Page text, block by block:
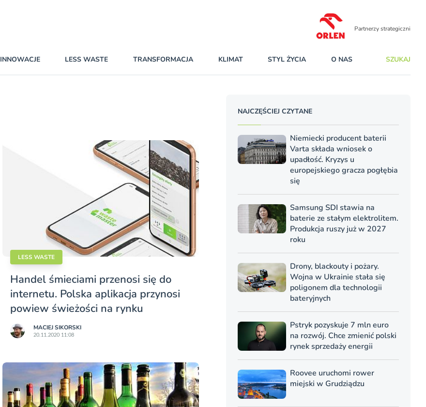
Partnerzy strategiczni
INNOWACJE LESS WASTE TRANSFORMACJA KLIMAT STYL ŻYCIA O NAS SZUKAJ
LESS WASTE
Handel śmieciami przenosi się do
internetu. Polska aplikacja przynosi
powiew świeżości na rynku
MACIEJ SIKORSKI
20.11.2020 11:08
NAJCZĘŚCIEJ CZYTANE
Niemiecki producent baterii
Varta składa wniosek o
upadłość. Kryzys u
europejskiego gracza pogłębia
się
Samsung SDI stawia na
baterie ze stałym elektrolitem.
Produkcja ruszy już w 2027
roku
Drony, blackouty i pożary.
Wojna w Ukrainie stała się
poligonem dla technologii
bateryjnych
Pstryk pozyskuje 7 mln euro
na rozwój. Chce zmienić polski
rynek sprzedaży energii
Roovee uruchomi rower
miejski w Grudziądzu